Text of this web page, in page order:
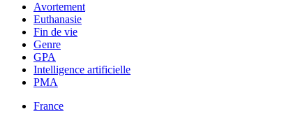
Avortement
Euthanasie
Fin de vie
Genre
GPA
Intelligence artificielle
PMA
France